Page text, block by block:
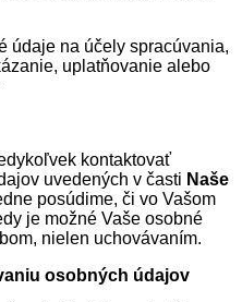
údaje na účely spracúvania,
uplatňovanie alebo
kontaktovať
uvedených v časti Naše
posúdime, či vo Vašom
je možné Vaše osobné
nielen uchovávaním.
osobných údajov